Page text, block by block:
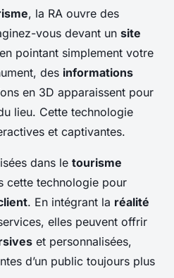
, la RA ouvre des
vous devant un site
pointant simplement votre
des informations
en 3D apparaissent pour
lieu. Cette technologie
et captivantes.
dans le tourisme
cette technologie pour
. En intégrant la réalité
elles peuvent offrir
et personnalisées,
d’un public toujours plus